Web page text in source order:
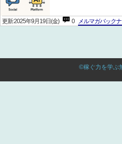
更新:2025年9月19日(金) 0 メルマガバック
©稼ぐ力を学ぶ